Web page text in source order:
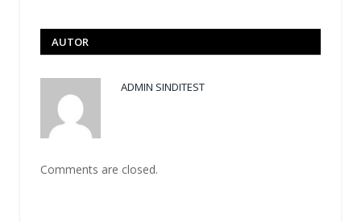
AUTOR
ADMIN SINDITEST
Comments are closed.